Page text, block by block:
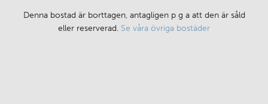
Denna bostad är borttagen, antagligen p g a att den är såld
eller reserverad. Se våra övriga bostäder